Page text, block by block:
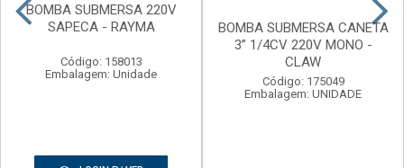
BOMBA SUBMERSA 220V
SAPECA - RAYMA
Código: 158013
Embalagem: Unidade
BOMBA SUBMERSA CANETA
3” 1/4CV 220V MONO -
CLAW
Código: 175049
Embalagem: UNIDADE